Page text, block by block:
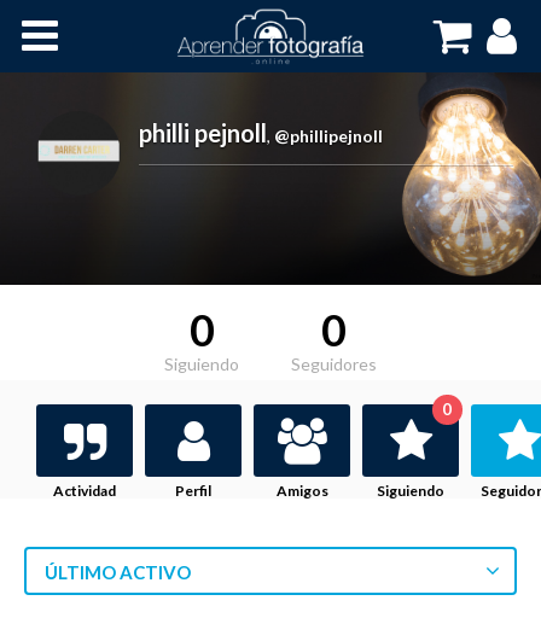
philli pejnoll, @phillipejnoll
0
Siguiendo
0
Seguidores
Actividad Perfil Amigos Siguiendo
0
ÚLTIMO ACTIVO